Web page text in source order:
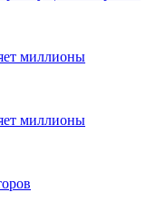
миллионы
миллионы